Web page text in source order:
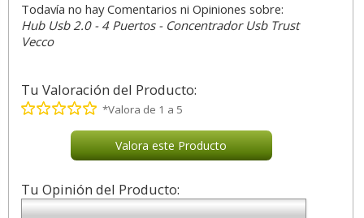
Todavía no hay Comentarios ni Opiniones sobre:
Hub Usb 2.0 - 4 Puertos - Concentrador Usb Trust
Vecco
Tu Valoración del Producto:
*Valora de 1 a 5
Valora este Producto
Tu Opinión del Producto: